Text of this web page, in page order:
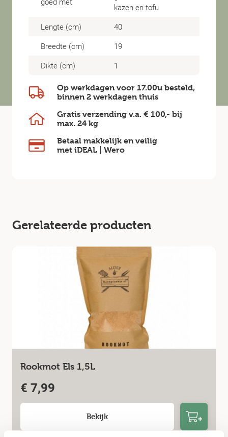
kazen en tofu
Lengte (cm)
40
Breedte (cm)
19
Dikte (cm)
1
Op werkdagen voor 17.00u besteld,
binnen 2 werkdagen thuis
Gratis verzending v.a. € 100,- bij
max. 24 kg
Betaal makkelijk en veilig
met iDEAL | Wero
Gerelateerde producten
Rookmot Els 1,5L
€ 7,99
Bekijk